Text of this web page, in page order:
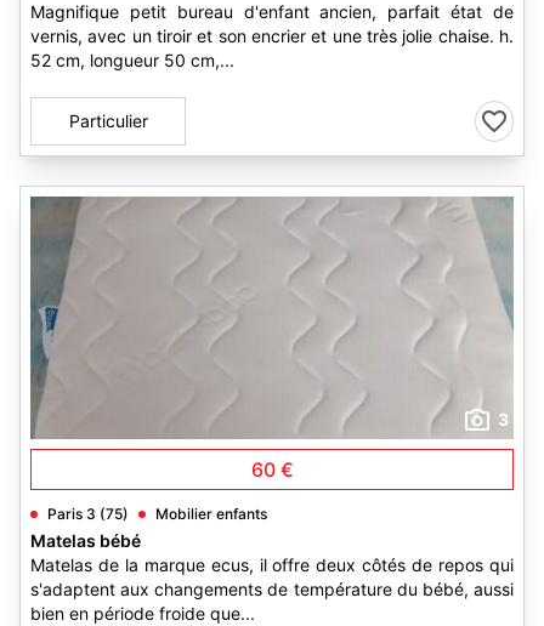
Magnifique petit bureau d'enfant ancien, parfait état de
vernis, avec un tiroir et son encrier et une très jolie chaise. h.
52 cm, longueur 50 cm,...
Particulier
3
60 €
Paris 3 (75) Mobilier enfants
Matelas bébé
Matelas de la marque ecus, il offre deux côtés de repos qui
s'adaptent aux changements de température du bébé, aussi
bien en période froide que...